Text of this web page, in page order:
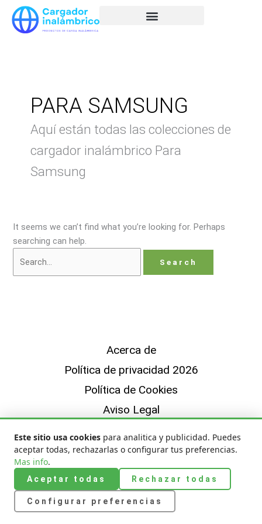
Este sitio usa cookies para analitica y publicidad. Puedes
aceptar todas, rechazarlas o configurar tus preferencias.
Mas info.
Aceptar todas Rechazar todas
Configurar preferencias
content
PARA SAMSUNG
Aquí están todas las colecciones de
cargador inalámbrico Para
Samsung
It seems we can’t find what you’re looking for. Perhaps
searching can help.
Search
for:
Acerca de
Política de privacidad 2026
Política de Cookies
Aviso Legal
Trabajamos
© 2026 Cargador Inalámbrico | Aviso Legal|Política de Cookies
Privacidad|Sobre Nosotros